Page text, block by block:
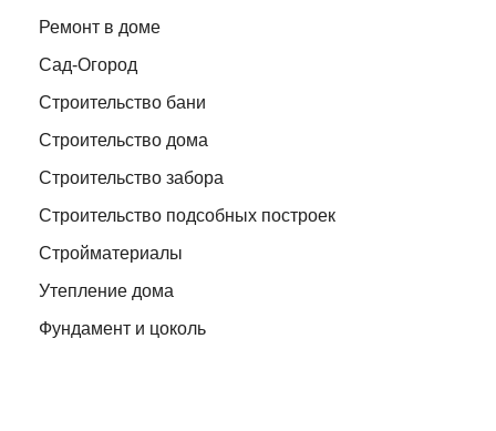
Ремонт в доме
Сад-Огород
Строительство бани
Строительство дома
Строительство забора
Строительство подсобных построек
Стройматериалы
Утепление дома
Фундамент и цоколь